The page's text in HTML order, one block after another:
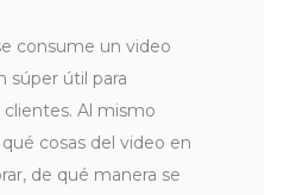
consume un video
súper útil para
Al mismo
cosas del video en
de qué manera se